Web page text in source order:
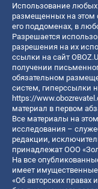
Использование любых
размещенных на этом
его поддоменах, в
Разрешается
разрешения на их
ссылки на сайт
получении
обязательном
систем, гиперссылки
https://
материал в первом
Все материалы на
исследования –
редакции,
принадлежат ООО
На все
имеет
«Об авторских правах